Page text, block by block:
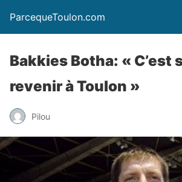
ParcequeToulon.com
Bakkies Botha: « C’est
revenir à Toulon »
Pilou